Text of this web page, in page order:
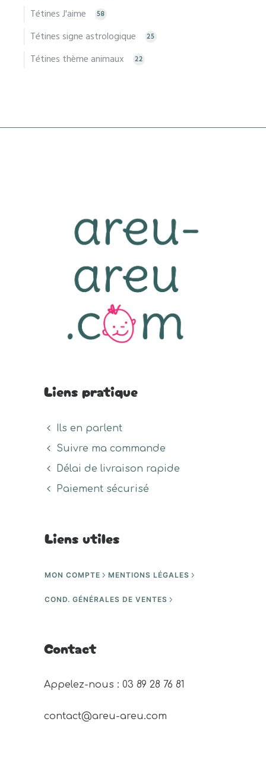
Tétines J'aime 58
Tétines signe astrologique 25
Tétines thème animaux 22
Liens pratique
Ils en parlent
Suivre ma commande
Délai de livraison rapide
Paiement sécurisé
Liens utiles
MON COMPTE MENTIONS LÉGALES
COND. GÉNÉRALES DE VENTES
Contact
Appelez-nous : 03 89 28 76 81
contact@areu-areu.com